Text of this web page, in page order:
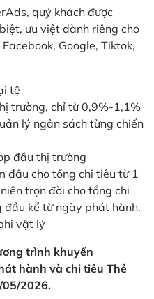
quý khách được
ưu việt dành riêng cho
Google, Tiktok,
tệ
trường, chỉ từ 0,9%-1,1%
lý ngân sách từng chiến
đầu thị trường
đầu cho tổng chi tiêu từ 1
trọn đời cho tổng chi
kể từ ngày phát hành.
vật lý
trình khuyến
hành và chi tiêu Thẻ
2026.